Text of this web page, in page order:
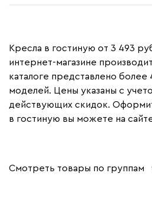
Кресла в гостиную от 3 493
интернет-магазине
каталоге представлено более
моделей. Цены указаны с
действующих скидок.
в гостиную вы можете на
Смотреть товары по группам